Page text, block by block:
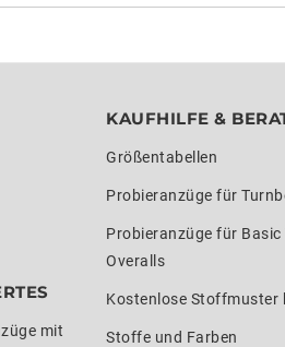
mit
KAUFHILFE &
Größentabellen
Probieranzüge für
Probieranzüge für Basic
Overalls
Kostenlose Stoffmuster
Stoffe und Farben